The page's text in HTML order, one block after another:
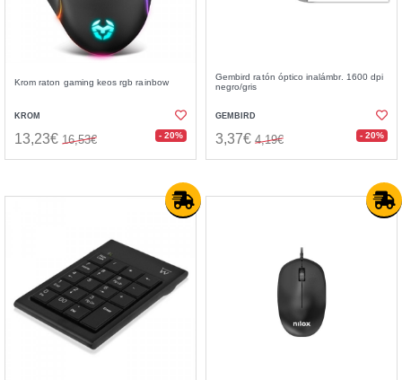
Krom raton gaming keos rgb rainbow
KROM
13,23€ 16,53€ - 20%
Gembird ratón óptico inalámbr. 1600 dpi
negro/gris
GEMBIRD
3,37€ 4,19€ - 20%